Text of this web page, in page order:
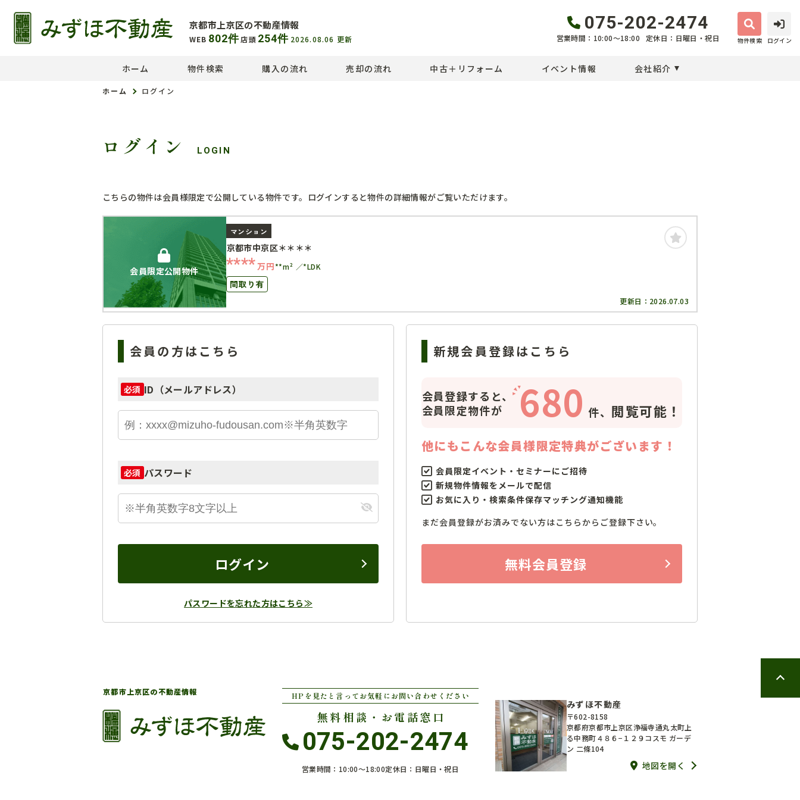
京都市上京区の不動産情報
WEB 802件店頭 254件 2026.08.06 更新
075-202-2474
営業時間：10:00〜18:00 定休日：日曜日・祝日 物件検索 ログイン
ホーム 物件検索 購入の流れ 売却の流れ 中古＋リフォーム イベント情報 会社紹介
ホーム ログイン
ログイン LOGIN
こちらの物件は会員様限定で公開している物件です。ログインすると物件の詳細情報がご覧いただけます。
会員限定公開物件
マンション
京都市中京区＊＊＊＊
****万円**m² *LDK
間取り有
更新日： 2026.07.03
会員の方はこちら
必須 ID（メールアドレス）
必須 パスワード
ログイン
パスワードを忘れた方はこちら≫
新規会員登録はこちら
会員登録すると、
会員限定物件が
680 件、 閲覧可能！
他にもこんな会員様限定特典がございます！
会員限定イベント・セミナーにご招待
新規物件情報をメールで配信
お気に入り・検索条件保存マッチング通知機能
まだ会員登録がお済みでない方はこちらからご登録下さい。
無料会員登録
京都市上京区の不動産情報 HPを見たと言ってお気軽にお問い合わせください
無料相談・お電話窓口
075-202-2474
営業時間：10:00〜18:00定休日：日曜日・祝日
みずほ不動産
〒602-8158
京都府京都市上京区浄福寺通丸太町上
る中務町４８６−１２９コスモ ガーデ
ン 二條104
地図を開く